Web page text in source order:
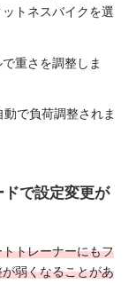
トネスバイクを選
重さを調整しま
で負荷調整されま
で設定変更が
トレーナーにもフ
弱くなることがあ